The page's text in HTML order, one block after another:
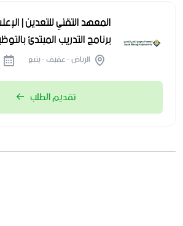
المعهد التقني للتعدين |
برنامج التدريب المبتدئ
الرياض - عفيف - ينبع
تقديم الطلب